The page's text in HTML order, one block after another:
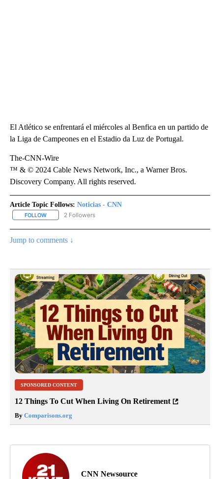
El Atlético se enfrentará el miércoles al Benfica en un partido de
la Liga de Campeones en el Estadio da Luz de Portugal.
The-CNN-Wire
™ & © 2024 Cable News Network, Inc., a Warner Bros.
Discovery Company. All rights reserved.
Article Topic Follows: Noticias - CNN
FOLLOW FOLLOW "NOTICIAS - CNN" TO RECEIVE NOTIFICATIONS ABOUT
2 Followers
Jump to comments ↓
SPONSORED CONTENT
12 Things To Cut When Living On Retirement
By Comparisons.org
CNN Newsource